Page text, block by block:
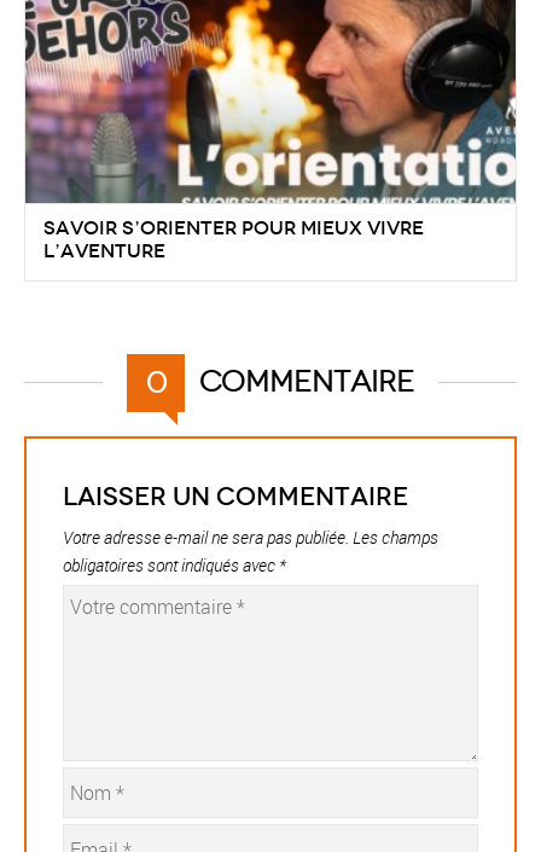
Savoir s’orienter pour mieux vivre
l’aventure
0 Commentaire
Laisser un commentaire
Votre adresse e-mail ne sera pas publiée. Les champs
obligatoires sont indiqués avec *